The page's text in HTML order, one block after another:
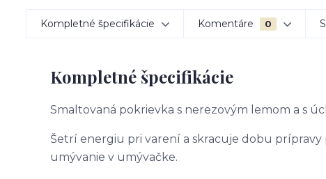
Kompletné špecifikácie Komentáre 0
Kompletné špecifikácie
Smaltovaná pokrievka s nerezovým lemom a s
Šetrí energiu pri varení a skracuje dobu
umývanie v umývačke.